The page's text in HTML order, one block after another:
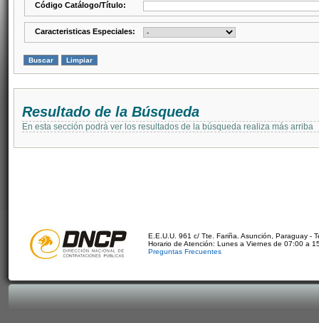
Código Catálogo/Título:
Caracteristicas Especiales:
Resultado de la Búsqueda
En esta sección podrá ver los resultados de la búsqueda realiza más arriba
E.E.U.U. 961 c/ Tte. Fariña. Asunción, Paraguay -
Horario de Atención: Lunes a Viernes de 07:00 a
Preguntas Frecuentes